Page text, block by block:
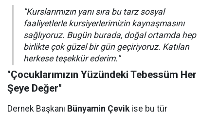
"Kurslarımızın yanı sıra bu tarz sosyal
faaliyetlerle kursiyerlerimizin kaynaşmasını
sağlıyoruz. Bugün burada, doğal ortamda hep
birlikte çok güzel bir gün geçiriyoruz. Katılan
herkese teşekkür ederim."
"Çocuklarımızın Yüzündeki Tebessüm Her
Şeye Değer"
Dernek Başkanı Bünyamin Çevikise bu tür